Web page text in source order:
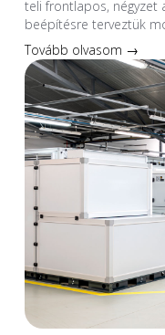
teli frontlapos, négyzet
beépítésre terveztük
Tovább olvasom →